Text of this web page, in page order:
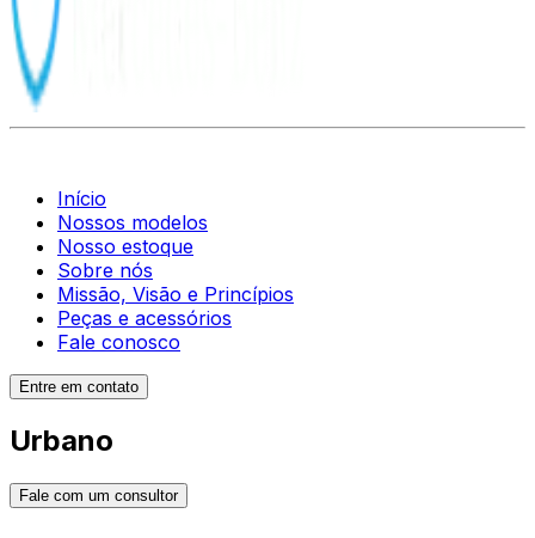
Início
Nossos modelos
Nosso estoque
Sobre nós
Missão, Visão e Princípios
Peças e acessórios
Fale conosco
Entre em contato
Urbano
Fale com um consultor